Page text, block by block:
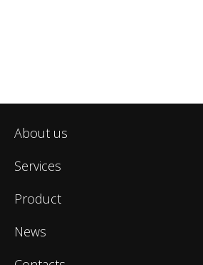
About us
Services
Product
News